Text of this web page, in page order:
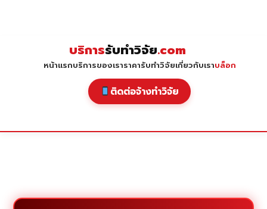
บริการรับทำวิจัย.com
หน้าแรกบริการของเราราคารับทำวิจัยเกี่ยวกับเราบล็อก
ติดต่อจ้างทำวิจัย